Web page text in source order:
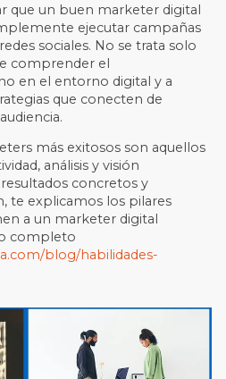
que un buen marketer digital
ejecutar campañas
sociales. No se trata solo
comprender el
en el entorno digital y a
que conecten de
más exitosos son aquellos
análisis y visión
concretos y
te explicamos los pilares
a un marketer digital
completo
blog/habilidades-